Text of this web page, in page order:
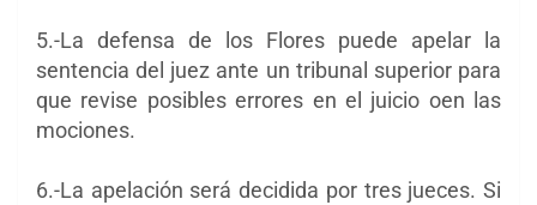
5.-La defensa de los Flores puede apelar la
sentencia del juez ante un tribunal superior para
que revise posibles errores en el juicio oen las
mociones.
6.-La apelación será decidida por tres jueces. Si